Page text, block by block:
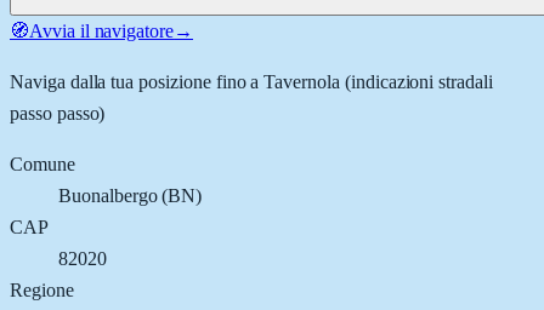
🧭Avvia il navigatore→
Naviga dalla tua posizione fino aTavernola (indicazioni stradali
passo passo)
Comune
Buonalbergo(BN)
CAP
82020
Regione